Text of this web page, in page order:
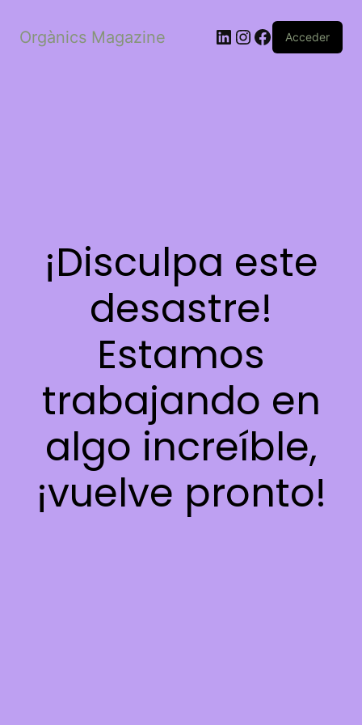
Orgànics Magazine LinkedIn
Instagram
Facebook
Acceder
¡Disculpa este
desastre!
Estamos
trabajando en
algo increíble,
¡vuelve pronto!